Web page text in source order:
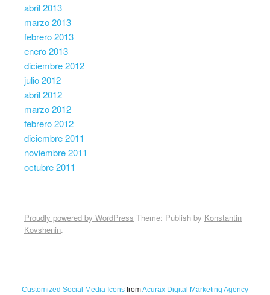
abril 2013
marzo 2013
febrero 2013
enero 2013
diciembre 2012
julio 2012
abril 2012
marzo 2012
febrero 2012
diciembre 2011
noviembre 2011
octubre 2011
Proudly powered by WordPress Theme: Publish by Konstantin
Kovshenin.
Customized Social Media Icons fromAcurax Digital Marketing Agency